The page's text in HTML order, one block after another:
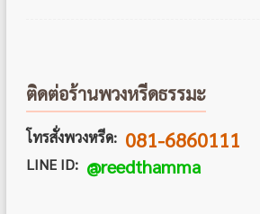
ติดต่อร้านพวงหรีดธรรมะ
โทรสั่งพวงหรีด: 081-6860111
LINE ID: @reedthamma